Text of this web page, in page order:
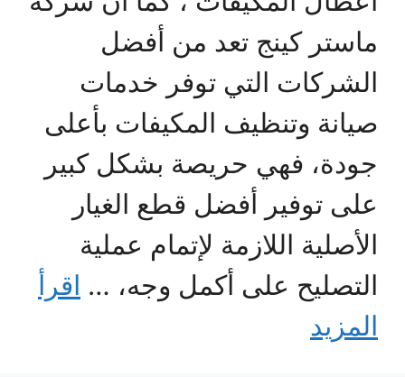
ماستر كينج تعد من أفضل
الشركات التي توفر خدمات
صيانة وتنظيف المكيفات بأعلى
جودة، فهي حريصة بشكل كبير
على توفير أفضل قطع الغيار
الأصلية اللازمة لإتمام عملية
التصليح على أكمل وجه، … اقرأ
المزيد